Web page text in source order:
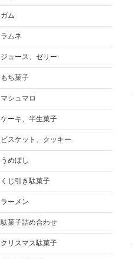
ガム
ラムネ
ジュース、ゼリー
もち菓子
マシュマロ
ケーキ、半生菓子
ビスケット、クッキー
うめぼし
くじ引き駄菓子
ラーメン
駄菓子詰め合わせ
クリスマス駄菓子